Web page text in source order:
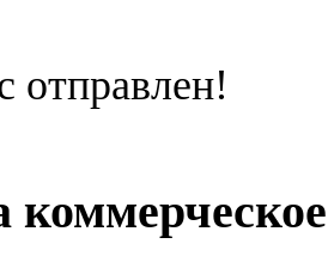
отправлен!